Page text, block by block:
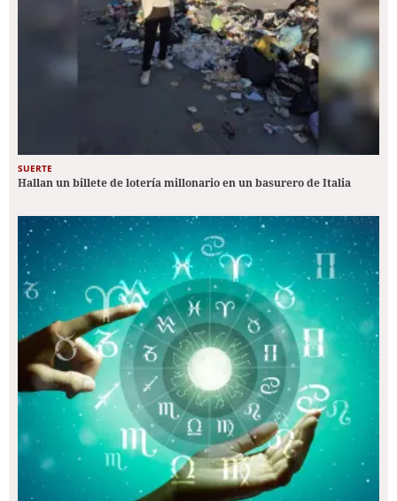
SUERTE
Hallan un billete de lotería millonario en un basurero de Italia